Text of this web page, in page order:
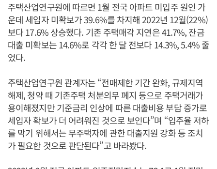
주택산업연구원에 따르면 1월 전국 아파트 미입주 원인 가
운데 세입자 미확보가 39.6%를 차지해 2022년 12월(22%)
보다 17.6% 상승했다. 기존 주택매각 지연은 41.7%, 잔금
대출 미확보는 14.6%로 각각 한 달 전보다 14.3%, 5.4% 줄
었다.
주택산업연구원 관계자는 “전매제한 기간 완화, 규제지역
해제, 청약 때 기존주택 처분의무 폐지 등으로 주택거래가
용이해졌지만 기준금리 인상에 따른 대출비용 부담 증가로
세입자 확보가 더 어려워진 것으로 보인다”며 “입주율 저하
를 막기 위해서는 무주택자에 관한 대출지원 강화 등 조치
가 필요한 것으로 판단된다”고 바라봤다.